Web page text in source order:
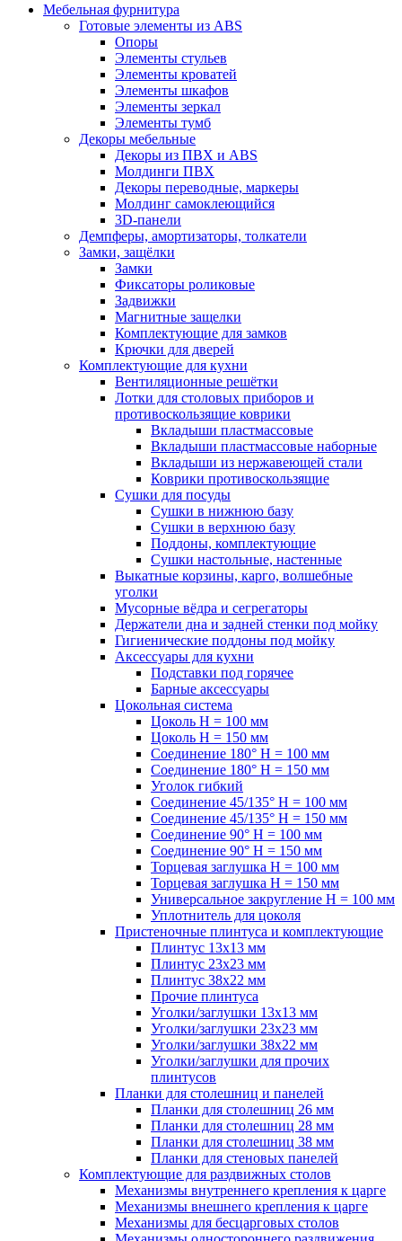
Мебельная фурнитура
Готовые элементы из ABS
Опоры
Элементы стульев
Элементы кроватей
Элементы шкафов
Элементы зеркал
Элементы тумб
Декоры мебельные
Декоры из ПВХ и ABS
Молдинги ПВХ
Декоры переводные, маркеры
Молдинг самоклеющийся
3D-панели
Демпферы, амортизаторы, толкатели
Замки, защёлки
Замки
Фиксаторы роликовые
Задвижки
Магнитные защелки
Комплектующие для замков
Крючки для дверей
Комплектующие для кухни
Вентиляционные решётки
Лотки для столовых приборов и
противоскользящие коврики
Вкладыши пластмассовые
Вкладыши пластмассовые наборные
Вкладыши из нержавеющей стали
Коврики противоскользящие
Сушки для посуды
Сушки в нижнюю базу
Сушки в верхнюю базу
Поддоны, комплектующие
Сушки настольные, настенные
Выкатные корзины, карго, волшебные
уголки
Мусорные вёдра и сегрегаторы
Держатели дна и задней стенки под мойку
Гигиенические поддоны под мойку
Аксессуары для кухни
Подставки под горячее
Барные аксессуары
Цокольная система
Цоколь H = 100 мм
Цоколь H = 150 мм
Соединение 180° H = 100 мм
Соединение 180° H = 150 мм
Уголок гибкий
Соединение 45/135° H = 100 мм
Соединение 45/135° H = 150 мм
Соединение 90° H = 100 мм
Соединение 90° H = 150 мм
Торцевая заглушка H = 100 мм
Торцевая заглушка H = 150 мм
Универсальное закругление H = 100 мм
Уплотнитель для цоколя
Пристеночные плинтуса и комплектующие
Плинтус 13х13 мм
Плинтус 23х23 мм
Плинтус 38х22 мм
Прочие плинтуса
Уголки/заглушки 13х13 мм
Уголки/заглушки 23х23 мм
Уголки/заглушки 38х22 мм
Уголки/заглушки для прочих
плинтусов
Планки для столешниц и панелей
Планки для столешниц 26 мм
Планки для столешниц 28 мм
Планки для столешниц 38 мм
Планки для стеновых панелей
Комплектующие для раздвижных столов
Механизмы внутреннего крепления к царге
Механизмы внешнего крепления к царге
Механизмы для бесцарговых столов